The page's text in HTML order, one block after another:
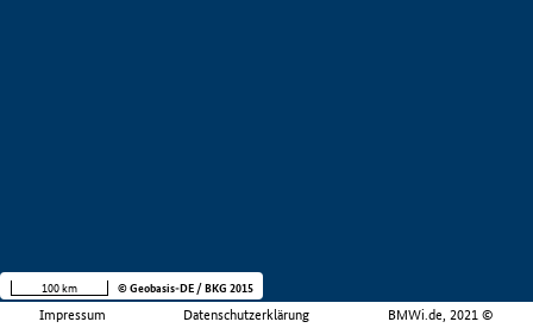
Impressum Datenschutzerklärung BMWi.de, 2021 ©
100 km © Geobasis-DE / BKG 2015